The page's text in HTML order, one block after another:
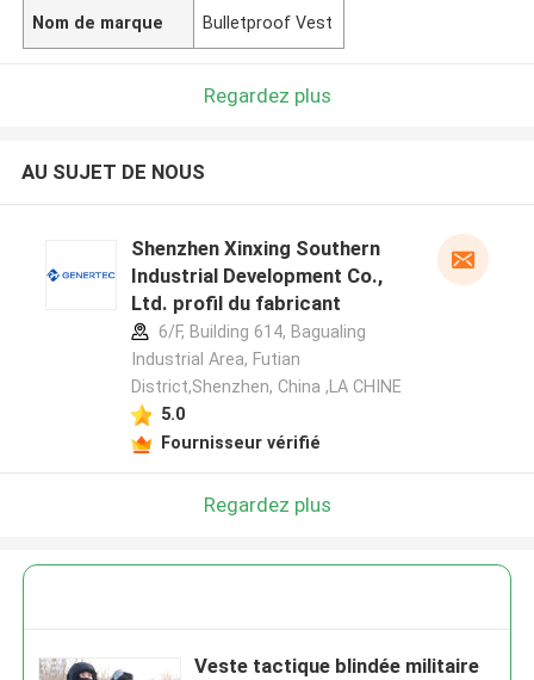
Nom de marque Bulletproof Vest
Regardez plus
AU SUJET DE NOUS
Shenzhen Xinxing Southern
Industrial Development Co.,
Ltd. profil du fabricant
6/F, Building 614, Bagualing
Industrial Area, Futian
District,Shenzhen, China ,LA CHINE
5.0
Fournisseur vérifié
Regardez plus
Veste tactique blindée militaire